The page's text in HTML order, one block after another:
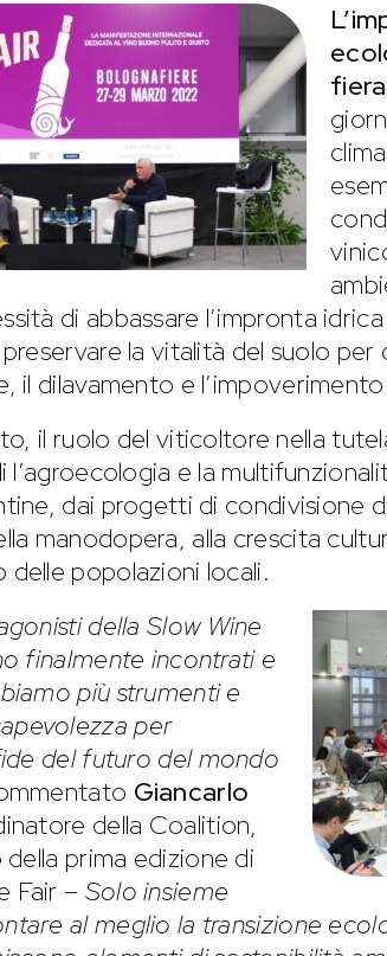
fiera
di abbassare l’impronta
preservare la vitalità del suolo
il dilavamento e
il ruolo del viticoltore nella
l’agroecologia e la
dai progetti di condivisione
manodopera, alla crescita
popolazioni locali.
della Slow Wine
finalmente incontrati e
più strumenti e
per
del futuro del mondo
Giancarlo
della Coalition,
prima edizione di
Fair – Solo insieme
al meglio la transizione